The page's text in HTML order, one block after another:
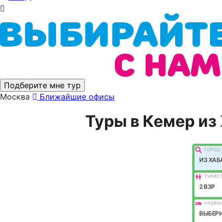
Подберите мне тур
Москва
Ближайшие офисы
Туры в Кемер из
ГОРОД
ИЗ
2 ВЗР